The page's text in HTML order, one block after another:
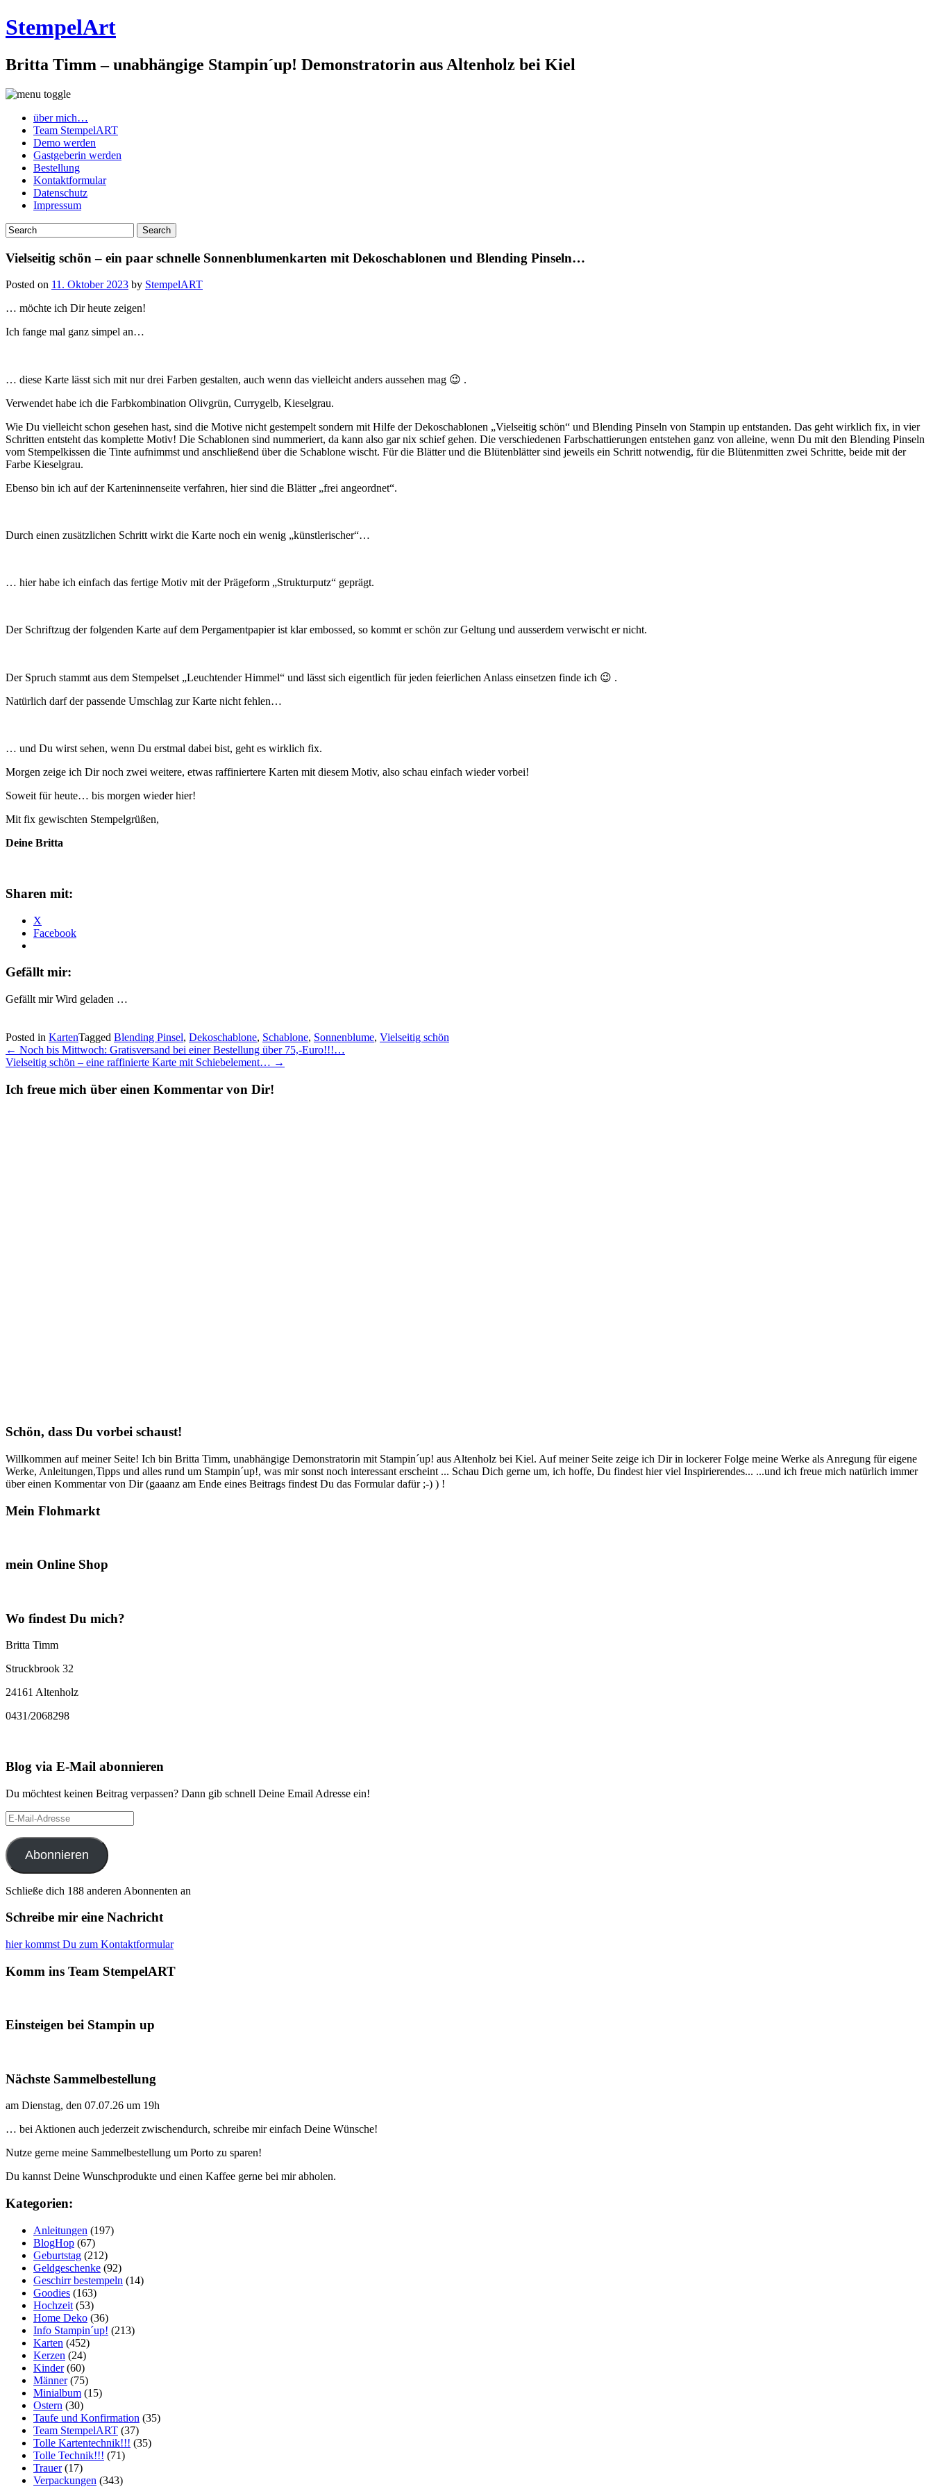
StempelArt
Britta Timm – unabhängige Stampin´up! Demonstratorin aus Altenholz bei Kiel
über mich…
Team StempelART
Demo werden
Gastgeberin werden
Bestellung
Kontaktformular
Datenschutz
Impressum
Vielseitig schön – ein paar schnelle Sonnenblumenkarten mit Dekoschablonen und Blending Pinseln…
Posted on 11. Oktober 2023 by StempelART
… möchte ich Dir heute zeigen!
Ich fange mal ganz simpel an…
… diese Karte lässt sich mit nur drei Farben gestalten, auch wenn das vielleicht anders aussehen mag 😉 .
Verwendet habe ich die Farbkombination Olivgrün, Currygelb, Kieselgrau.
Wie Du vielleicht schon gesehen hast, sind die Motive nicht gestempelt sondern mit Hilfe der Dekoschablonen „Vielseitig schön“ und Blending Pinseln von Stampin up entstanden. Das geht wirklich fix, in vier
Schritten entsteht das komplette Motiv! Die Schablonen sind nummeriert, da kann also gar nix schief gehen. Die verschiedenen Farbschattierungen entstehen ganz von alleine, wenn Du mit den Blending Pinseln
vom Stempelkissen die Tinte aufnimmst und anschließend über die Schablone wischt. Für die Blätter und die Blütenblätter sind jeweils ein Schritt notwendig, für die Blütenmitten zwei Schritte, beide mit der
Farbe Kieselgrau.
Ebenso bin ich auf der Karteninnenseite verfahren, hier sind die Blätter „frei angeordnet“.
Durch einen zusätzlichen Schritt wirkt die Karte noch ein wenig „künstlerischer“…
… hier habe ich einfach das fertige Motiv mit der Prägeform „Strukturputz“ geprägt.
Der Schriftzug der folgenden Karte auf dem Pergamentpapier ist klar embossed, so kommt er schön zur Geltung und ausserdem verwischt er nicht.
Der Spruch stammt aus dem Stempelset „Leuchtender Himmel“ und lässt sich eigentlich für jeden feierlichen Anlass einsetzen finde ich 😉 .
Natürlich darf der passende Umschlag zur Karte nicht fehlen…
… und Du wirst sehen, wenn Du erstmal dabei bist, geht es wirklich fix.
Morgen zeige ich Dir noch zwei weitere, etwas raffiniertere Karten mit diesem Motiv, also schau einfach wieder vorbei!
Soweit für heute… bis morgen wieder hier!
Mit fix gewischten Stempelgrüßen,
Deine Britta
Sharen mit:
X
Facebook
Gefällt mir:
Gefällt mir Wird geladen …
Posted in KartenTagged Blending Pinsel, Dekoschablone, Schablone, Sonnenblume, Vielseitig schön
Post
navigation
← Noch bis Mittwoch: Gratisversand bei einer Bestellung über 75,-Euro!!!…
Vielseitig schön – eine raffinierte Karte mit Schiebelement… →
Ich freue mich über einen Kommentar von Dir!
Schön, dass Du vorbei schaust!
Willkommen auf meiner Seite! Ich bin Britta Timm, unabhängige Demonstratorin mit Stampin´up! aus Altenholz bei Kiel. Auf meiner Seite zeige ich Dir in lockerer Folge meine Werke als Anregung für eigene
Werke, Anleitungen,Tipps und alles rund um Stampin´up!, was mir sonst noch interessant erscheint ... Schau Dich gerne um, ich hoffe, Du findest hier viel Inspirierendes... ...und ich freue mich natürlich immer
über einen Kommentar von Dir (gaaanz am Ende eines Beitrags findest Du das Formular dafür ;-) ) !
Mein Flohmarkt
mein Online Shop
Wo findest Du mich?
Britta Timm
Struckbrook 32
24161 Altenholz
0431/2068298
Blog via E-Mail abonnieren
Du möchtest keinen Beitrag verpassen? Dann gib schnell Deine Email Adresse ein!
E-
Mail-
Adresse
Abonnieren
Schließe dich 188 anderen Abonnenten an
Schreibe mir eine Nachricht
hier kommst Du zum Kontaktformular
Komm ins Team StempelART
Einsteigen bei Stampin up
Nächste Sammelbestellung
am Dienstag, den 07.07.26 um 19h
… bei Aktionen auch jederzeit zwischendurch, schreibe mir einfach Deine Wünsche!
Nutze gerne meine Sammelbestellung um Porto zu sparen!
Du kannst Deine Wunschprodukte und einen Kaffee gerne bei mir abholen.
Kategorien:
Anleitungen (197)
BlogHop (67)
Geburtstag (212)
Geldgeschenke (92)
Geschirr bestempeln (14)
Goodies (163)
Hochzeit (53)
Home Deko (36)
Info Stampin´up! (213)
Karten (452)
Kerzen (24)
Kinder(60)
Männer(75)
Minialbum (15)
Ostern (30)
Taufe und Konfirmation (35)
Team StempelART (37)
Tolle Kartentechnik!!! (35)
Tolle Technik!!! (71)
Trauer(17)
Verpackungen (343)